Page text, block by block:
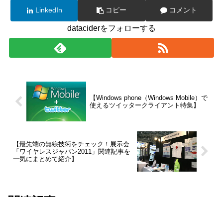
LinkedIn コピー コメント
dataciderをフォローする
【Windows phone（Windows Mobile）で
使えるツイッタークライアント特集】
【最先端の無線技術をチェック！展示会
「ワイヤレスジャパン2011」関連記事を
一気にまとめて紹介】